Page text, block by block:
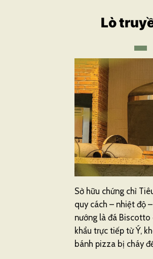
Lò
Sở hữu chứng chỉ
quy cách – nhiệt độ
nướng là đá
khẩu trực tiếp từ Ý,
bánh pizza bị cháy